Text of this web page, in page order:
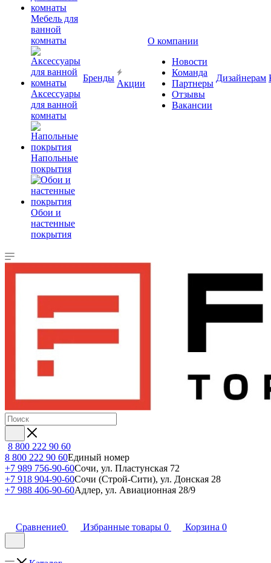
Мебель для
ванной
комнаты
Аксессуары
для ванной
комнаты
Напольные
покрытия
Обои и
настенные
покрытия
Бренды
Акции
О компании
Новости
Команда
Партнеры
Отзывы
Вакансии
Дизайнерам
8 800 222 90 60
8 800 222 90 60Единый номер
+7 989 756-90-60Сочи, ул. Пластунская 72
+7 918 904-90-60Сочи (Строй-Сити), ул. Донская 28
+7 988 406-90-60Адлер, ул. Авиационная 28/9
Сравнение0 Избранные товары 0 Корзина 0